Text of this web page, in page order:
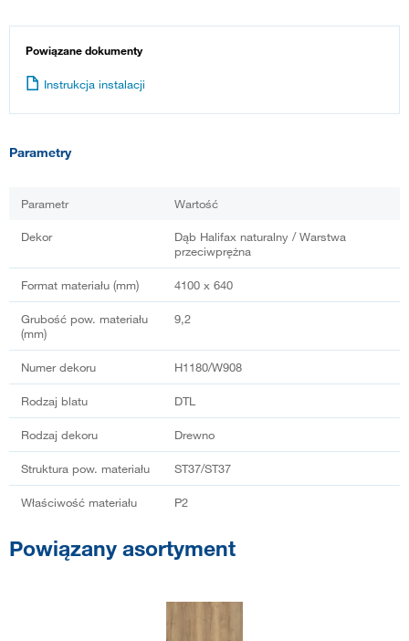
Powiązane dokumenty
Instrukcja instalacji
Parametry
Parametr Wartość
Dekor
Dąb Halifax naturalny / Warstwa
przeciwprężna
Format materiału (mm) 4100 x 640
Grubość pow. materiału
(mm)
9,2
Numer dekoru H1180/W908
Rodzaj blatu DTL
Rodzaj dekoru Drewno
Struktura pow. materiału ST37/ST37
Właściwość materiału P2
Powiązany asortyment